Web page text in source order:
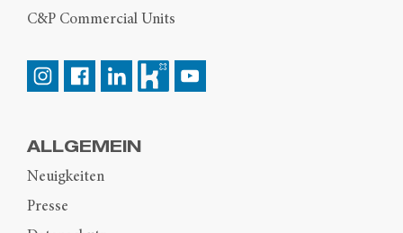
C&P Commercial Units
ALLGEMEIN
Neuigkeiten
Presse